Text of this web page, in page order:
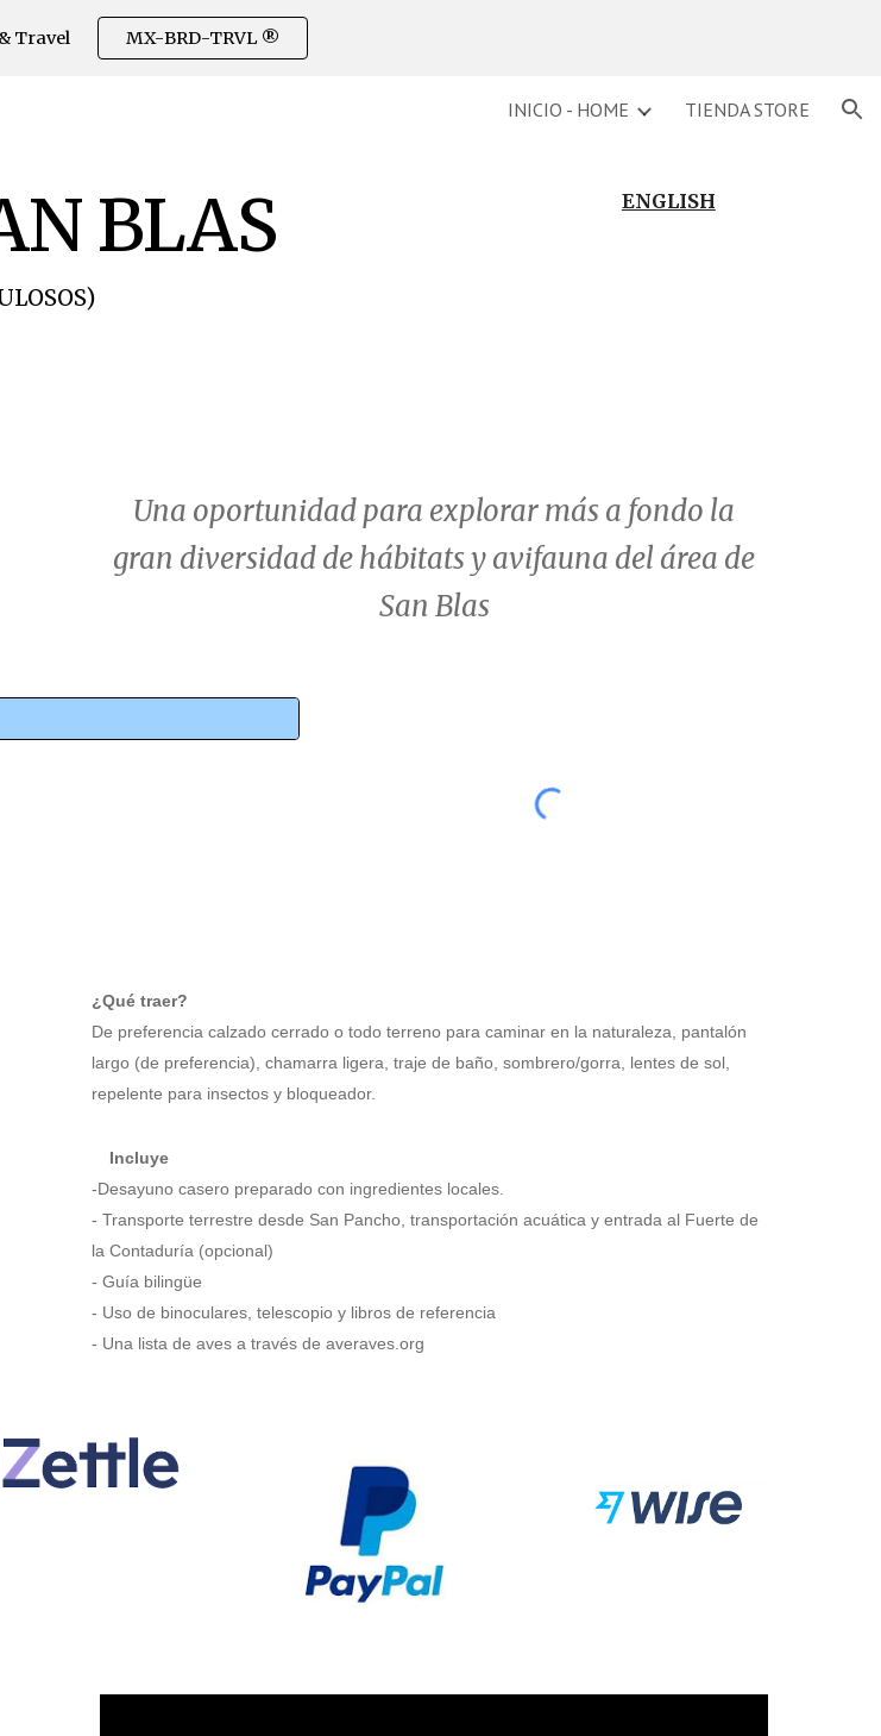
Skip to navigation
Travel MX-BRD-TRVL ®
INICIO - HOME TIENDA STORE
BLAS ENGLISH
Una oportunidad para explorar más a fondo la
gran diversidad de hábitats y avifauna del área de
San Blas
¿Qué traer?
De preferencia calzado cerrado o todo terreno para caminar en la naturaleza, pantalón
largo (de preferencia), chamarra ligera, traje de baño ,sombrero/gorra, lentes de sol,
repelente para insectos y bloqueador.
Incluye
-Desayuno casero preparado con ingredientes locales.
- Transporte terrestre desde San Pancho , transportación acuática y entrada al Fuerte de
la Contaduría (opcional)
- Guía bilingüe
- Uso de binoculares, telescopio y libros de referencia
- Una lista de aves a través de averaves.org